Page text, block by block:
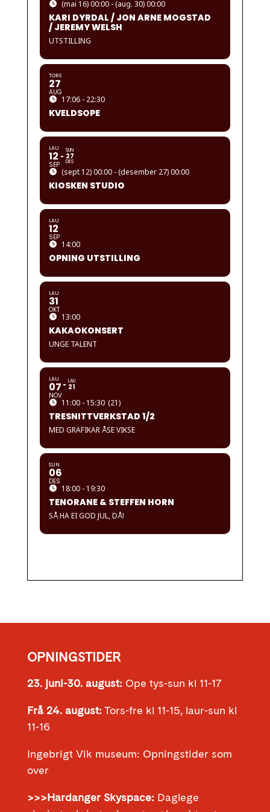
(mai 16) 00:00 - (aug. 30) 00:00
KARI DYRDAL / JON ARNE MOGSTAD
/ JEREMY WELSH
UTSTILLING
TORS
27
AUG
17:06 - 22:30
KVELDSOPE
LAU
12
SEP
SUN
27
DES
(sept 12) 00:00 - (desember 27) 00:00
KIOSKEN STUDIO
LAU
12
SEP
14:00
OPNING UTSTILLING
LAU
31
OKT
13:00
KAKAOKONSERT
UNGE TALENT
LAU
07
NOV
LAU
21
11:00 - 15:30 (21)
TRESNITTVERKSTAD 1/2
MED GRAFIKAR ÅSE VIKSE
SUN
06
DES
18:00 - 19:30
TENORANE & STEFFEN HORN
SÅ HA EI GOD JUL, DÅ!
OPNINGSTIDER
23. juni-30. august:Ope tys-sun kl 11-17
Frå 24. august:Tors-fre kl 11-15, laur-sun kl
11-16
Ingebrigt Vik museum: Opningstider som
over
>>>Hardanger Skyspace:Daglege